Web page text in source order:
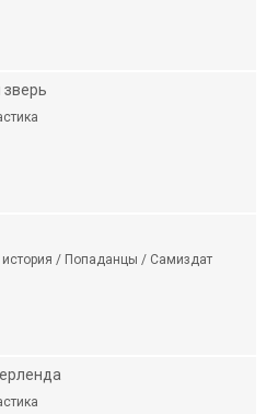
история / Попаданцы / Самиздат